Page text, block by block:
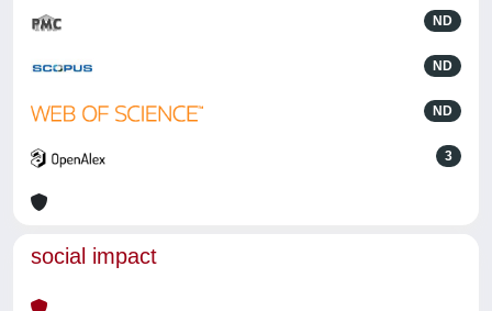
ND
ND
ND
3
social impact